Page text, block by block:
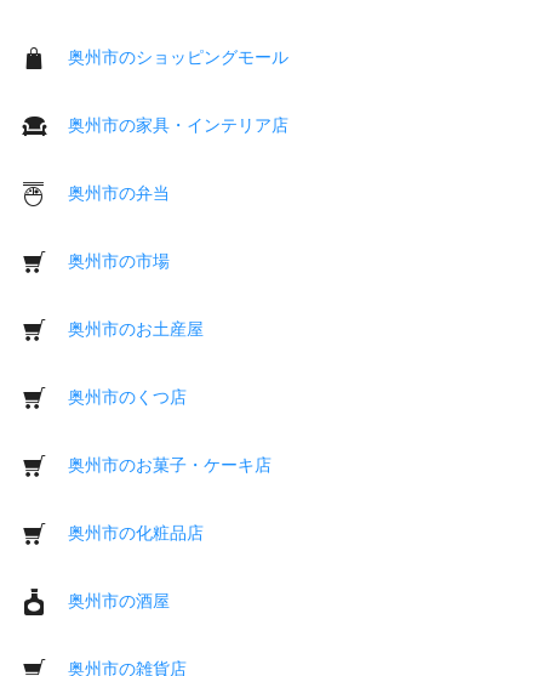
奥州市のショッピングモール
奥州市の家具・インテリア店
奥州市の弁当
奥州市の市場
奥州市のお土産屋
奥州市のくつ店
奥州市のお菓子・ケーキ店
奥州市の化粧品店
奥州市の酒屋
奥州市の雑貨店